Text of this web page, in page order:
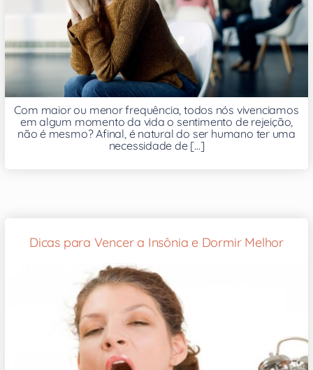
Com maior ou menor frequência, todos nós vivenciamos
em algum momento da vida o sentimento de rejeição,
não é mesmo? Afinal, é natural do ser humano ter uma
necessidade de [...]
Dicas para Vencer a Insônia e Dormir Melhor